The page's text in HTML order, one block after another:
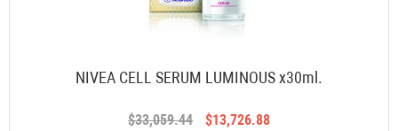
NIVEA CELL SERUM LUMINOUS x30ml.
$33,059.44 $13,726.88